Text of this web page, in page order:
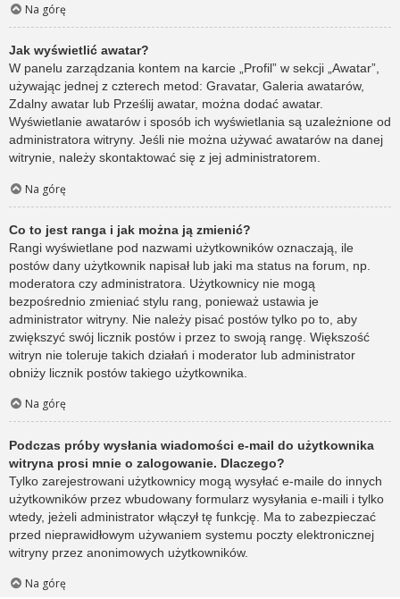
Na górę
Jak wyświetlić awatar?
W panelu zarządzania kontem na karcie „Profil” w sekcji „Awatar”,
używając jednej z czterech metod: Gravatar, Galeria awatarów,
Zdalny awatar lub Prześlij awatar, można dodać awatar.
Wyświetlanie awatarów i sposób ich wyświetlania są uzależnione od
administratora witryny. Jeśli nie można używać awatarów na danej
witrynie, należy skontaktować się z jej administratorem.
Na górę
Co to jest ranga i jak można ją zmienić?
Rangi wyświetlane pod nazwami użytkowników oznaczają, ile
postów dany użytkownik napisał lub jaki ma status na forum, np.
moderatora czy administratora. Użytkownicy nie mogą
bezpośrednio zmieniać stylu rang, ponieważ ustawia je
administrator witryny. Nie należy pisać postów tylko po to, aby
zwiększyć swój licznik postów i przez to swoją rangę. Większość
witryn nie toleruje takich działań i moderator lub administrator
obniży licznik postów takiego użytkownika.
Na górę
Podczas próby wysłania wiadomości e-mail do użytkownika
witryna prosi mnie o zalogowanie. Dlaczego?
Tylko zarejestrowani użytkownicy mogą wysyłać e-maile do innych
użytkowników przez wbudowany formularz wysyłania e-maili i tylko
wtedy, jeżeli administrator włączył tę funkcję. Ma to zabezpieczać
przed nieprawidłowym używaniem systemu poczty elektronicznej
witryny przez anonimowych użytkowników.
Na górę